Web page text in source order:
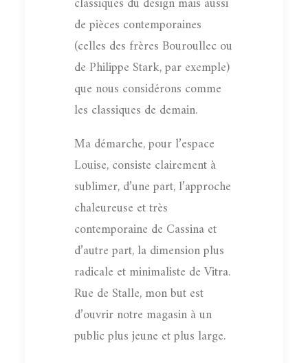
de pièces contemporaines
(celles des frères Bouroullec ou
de Philippe Stark, par exemple)
que nous considérons comme
les classiques de demain.
Ma démarche, pour l’espace
Louise, consiste clairement à
sublimer, d’une part, l’approche
chaleureuse et très
contemporaine de Cassina et
d’autre part, la dimension plus
radicale et minimaliste de Vitra.
Rue de Stalle, mon but est
d’ouvrir notre magasin à un
public plus jeune et plus large.